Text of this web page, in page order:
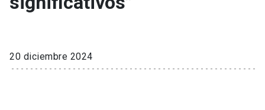
20 diciembre 2024